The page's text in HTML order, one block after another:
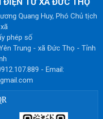
Huy, Phó Chủ tịch
số
- xã Đức Thọ - Tỉnh
- Email: